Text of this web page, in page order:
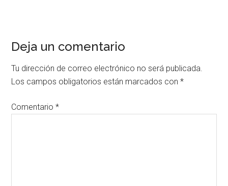
Deja un comentario
Tu dirección de correo electrónico no será publicada.
Los campos obligatorios están marcados con*
Comentario*